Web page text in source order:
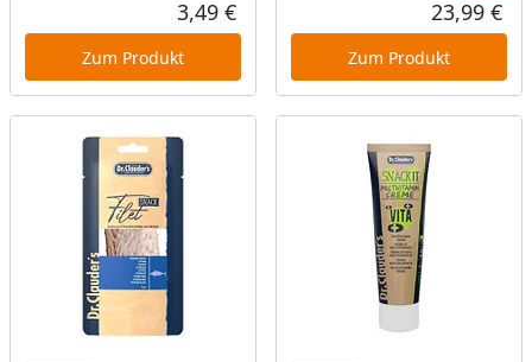
Aktueller Preis
3,49 €
Zum Produkt
23,99 €
Zum Produkt